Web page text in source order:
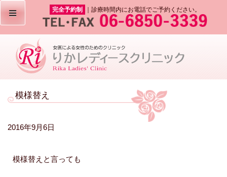
完全予約制 ｜診療時間内にお電話でご予約ください。
模様替え
2016年9月6日
模様替えと言っても